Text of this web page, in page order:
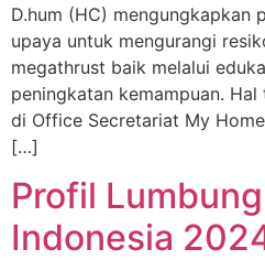
D.hum (HC) mengungkapkan
upaya untuk mengurangi
megathrust baik melalui
peningkatan kemampuan.
di Office Secretariat My
[…]
Profil
Indonesia